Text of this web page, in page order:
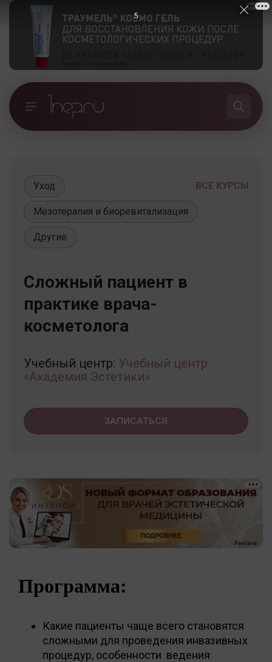
ВСЕ КУРСЫ
Уход
Мезотерапия и биоревитализация
Другие
Сложный пациент в
практике врача-
косметолога
Учебный центр: Учебный центр
«Академия Эстетики»
ЗАПИСАТЬСЯ
Программа:
Какие пациенты чаще всего становятся
сложными для проведения инвазивных
процедур, особенности ведения
5